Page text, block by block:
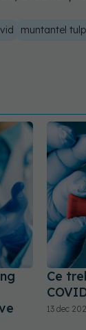
muntantel
Ce
13 dec